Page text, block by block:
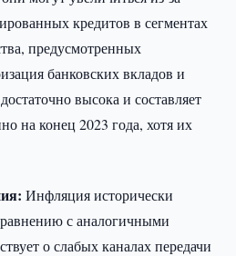
кредитов в сегментах
предусмотренных
банковских вкладов и
высока и составляет
на конец 2023 года, хотя их
Инфляция исторически
с аналогичными
о слабых каналах передачи